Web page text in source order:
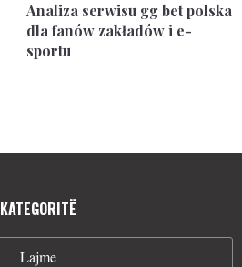
Analiza serwisu gg bet polska
dla fanów zakładów i e-
sportu
KATEGORITË
Lajme